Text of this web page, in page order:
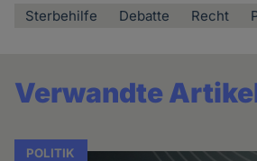
Sterbehilfe Debatte Recht
Verwandte
POLITIK